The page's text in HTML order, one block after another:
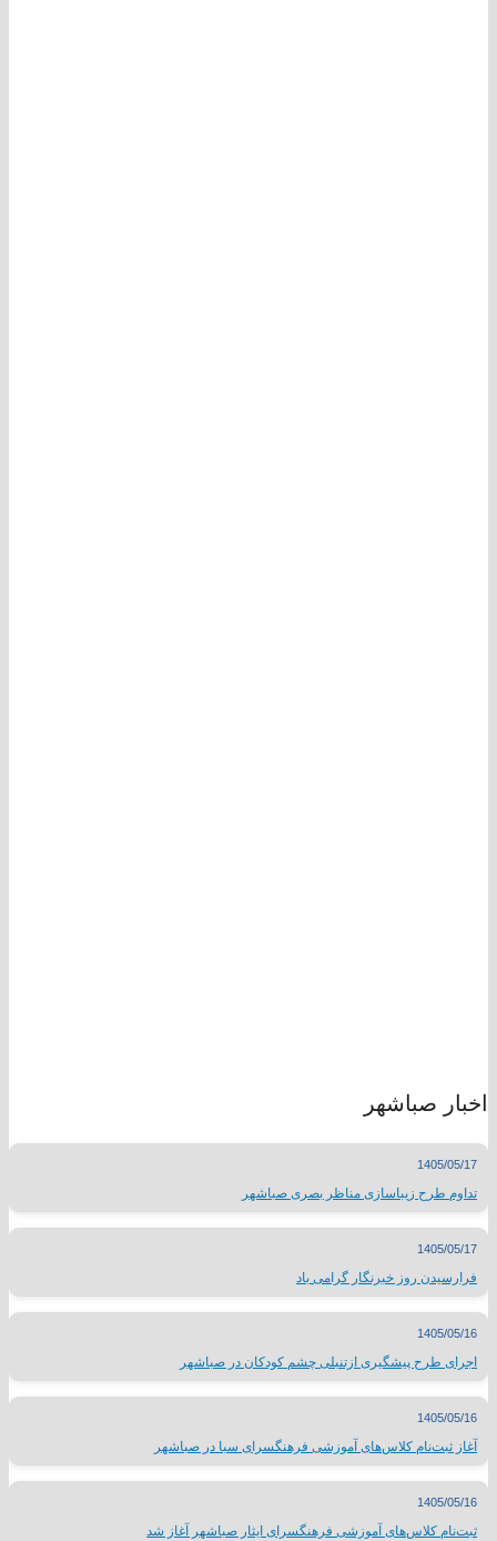
اخبار صباشهر
1405/05/17
تداوم طرح زیباسازی مناظر بصری صباشهر
1405/05/17
فرارسیدن روز خبرنگار گرامی باد
1405/05/16
اجرای طرح پیشگیری ازتنبلی چشم کودکان در صباشهر
1405/05/16
آغاز ثبت‌نام کلاس‌های آموزشی فرهنگسرای سبا در صباشهر
1405/05/16
ثبت‌نام کلاس‌های آموزشی فرهنگسرای ایثار صباشهر آغاز شد